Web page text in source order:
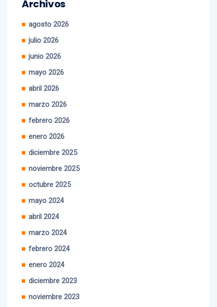
Archivos
agosto 2026
julio 2026
junio 2026
mayo 2026
abril 2026
marzo 2026
febrero 2026
enero 2026
diciembre 2025
noviembre 2025
octubre 2025
mayo 2024
abril 2024
marzo 2024
febrero 2024
enero 2024
diciembre 2023
noviembre 2023